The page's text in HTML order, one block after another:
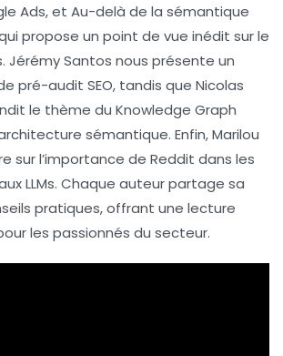
Ads, et Au-delà de la sémantique
propose un point de vue inédit sur le
. Jérémy Santos nous présente un
pré-audit SEO, tandis que Nicolas
le thème du Knowledge Graph
sémantique. Enfin,Marilou
sur l’importance de Reddit dans les
LLMs. Chaque auteur partage sa
pratiques, offrant une lecture
les passionnés du secteur.